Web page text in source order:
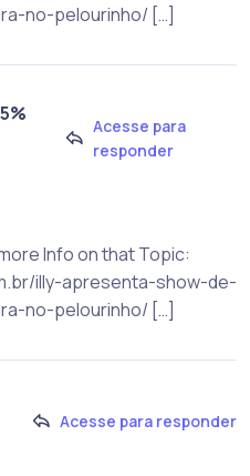
no-pelourinho/ […]
Acesse para
responder
Info on that Topic:
illy-apresenta-show-de-
no-pelourinho/ […]
Acesse para responder